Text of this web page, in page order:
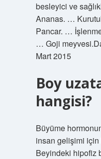
besleyici ve
Ananas. …
Pancar. …
… Goji
Mart 2015
Boy
hangisi?
Büyüme
insan gelişimi
Beyindeki hipofiz